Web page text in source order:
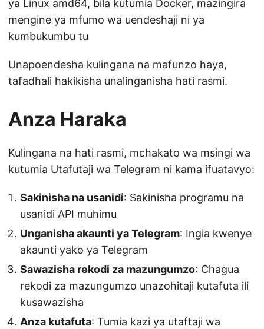
ya Linux amd64, bila kutumia Docker, mazingira
mengine ya mfumo wa uendeshaji ni ya
kumbukumbu tu
Unapoendesha kulingana na mafunzo haya,
tafadhali hakikisha unalinganisha hati rasmi.
Anza Haraka
Kulingana na hati rasmi, mchakato wa msingi wa
kutumia Utafutaji wa Telegram ni kama ifuatavyo:
Sakinisha na usanidi: Sakinisha programu na
usanidi API muhimu
Unganisha akaunti ya Telegram: Ingia kwenye
akaunti yako ya Telegram
Sawazisha rekodi za mazungumzo: Chagua
rekodi za mazungumzo unazohitaji kutafuta ili
kusawazisha
Anza kutafuta: Tumia kazi ya utaftaji wa